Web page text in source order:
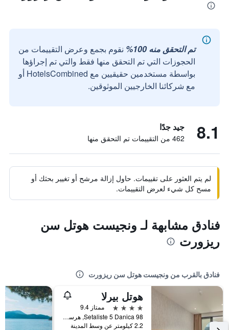
تم التحقق منه 100%
نقوم بجمع وعرض التقييمات من
الحجوزات التي تم التحقق منها فقط والتي تم إجراؤها
بواسطة مستخدمين حقيقيين مع HotelsCombined أو
مع شركائنا الخارجيين الموثوقين.
8.1 جيد جدًا
462 من التقييمات تم التحقق منها
لم يتم العثور على تقييمات. حاول إزالة مرشح أو تغيير بحثك أو
مسح كل شيء لعرض التقييمات.
فنادق مشابهة لـ ونجيست هوتل سن
ريزورت
فنادق بالقرب من ونجيست هوتل سن ريزورت
هوتل بيرلا
4 نجوم
ممتاز 9.4
Setaliste 5 Danica 98, هرسك نوفي, الجبل الأسود
2.2 كيلومتر عن وسط المدينة